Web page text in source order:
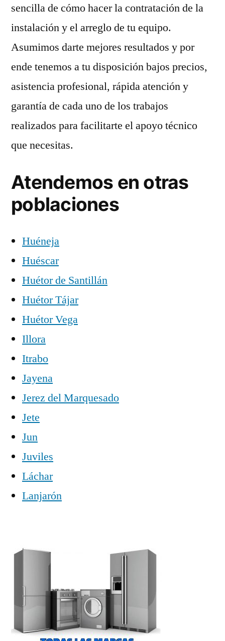
sencilla de cómo hacer la contratación de la
instalación y el arreglo de tu equipo.
Asumimos darte mejores resultados y por
ende tenemos a tu disposición bajos precios,
asistencia profesional, rápida atención y
garantía de cada uno de los trabajos
realizados para facilitarte el apoyo técnico
que necesitas.
Atendemos en otras
poblaciones
Huéneja
Huéscar
Huétor de Santillán
Huétor Tájar
Huétor Vega
Illora
Itrabo
Jayena
Jerez del Marquesado
Jete
Jun
Juviles
Láchar
Lanjarón